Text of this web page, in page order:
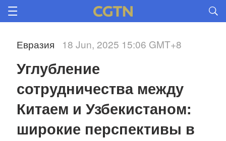
Евразия 18 Jun, 2025 15:06 GMT+8
Углубление
сотрудничества между
Китаем и Узбекистаном:
широкие перспективы в